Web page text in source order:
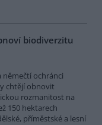
biodiverzitu
němečtí ochránci
chtějí obnovit
rozmanitost na
150 hektarech
příměstské a lesní